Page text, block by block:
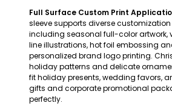
Full Surface Custom Print
sleeve supports diverse
including seasonal full-color artwork,
line illustrations, hot foil embossing
personalized brand logo printing.
holiday patterns and delicate
fit holiday presents, wedding favors,
gifts and corporate promotional
perfectly.